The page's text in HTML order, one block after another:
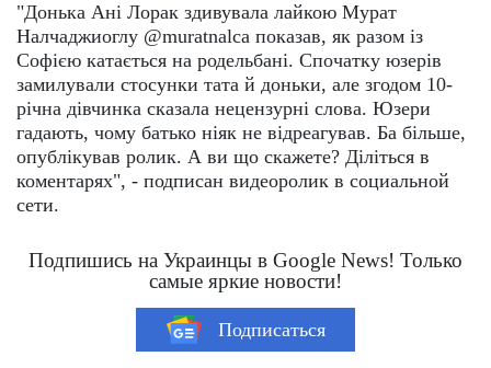
"Донька Ані Лорак здивувала лайкою Мурат
Налчаджиоглу @muratnalca показав, як разом із
Софією катається на родельбані. Спочатку юзерів
замилували стосунки тата й доньки, але згодом 10-
річна дівчинка сказала нецензурні слова. Юзери
гадають, чому батько ніяк не відреагував. Ба більше,
опублікував ролик. А ви що скажете? Діліться в
коментарях", - подписан видеоролик в социальной
сети.
Подпишись на Украинцы в Google News! Только
самые яркие новости!
Подписаться